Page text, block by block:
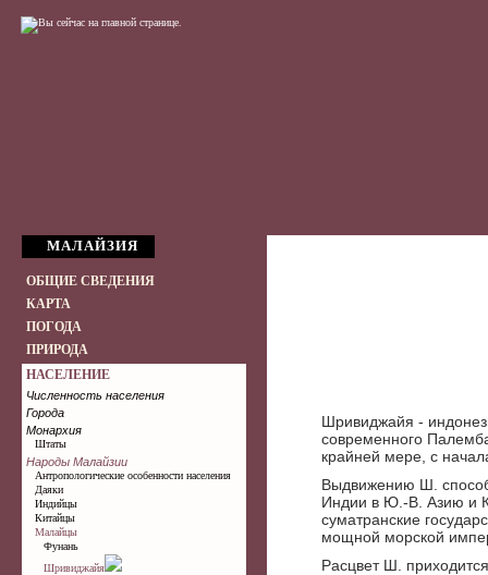
МАЛАЙЗИЯ
ОБЩИЕ СВЕДЕНИЯ
КАРТА
ПОГОДА
ПРИРОДА
НАСЕЛЕНИЕ
Численность населения
Города
Монархия
Штаты
Народы Малайзии
Антропологические особенности населения
Даяки
Индийцы
Китайцы
Малайцы
Фунань
Шривиджайя
Шривиджайя -
современного
крайней мере, с
Выдвижению Ш.
Индии в Ю.-В. Азию и
суматранские
мощной морской
Расцвет Ш.